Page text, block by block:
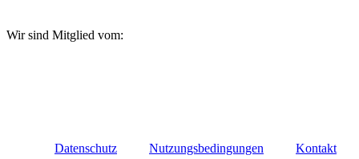
Wir sind Mitglied vom:
Datenschutz Nutzungsbedingungen Kontakt